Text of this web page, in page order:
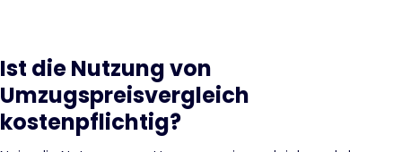
Ist die Nutzung von
Umzugspreisvergleich
kostenpflichtig?